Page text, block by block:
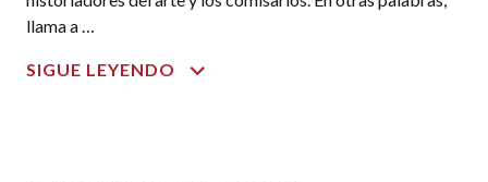
llama a …
SIGUE LEYENDO
INTRODUCTION: